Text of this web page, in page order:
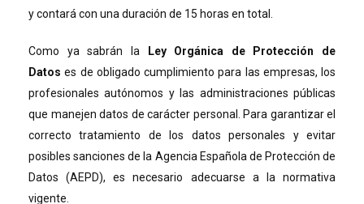
y contará con una duración de 15 horas en total.
Como ya sabrán la
Ley Orgánica de Protección de
Datos es de obligado cumplimiento para las empresas, los
profesionales autónomos y las administraciones públicas
que manejen datos de carácter personal. Para garantizar el
correcto tratamiento de los datos personales y evitar
posibles sanciones de la Agencia Española de Protección de
Datos (AEPD), es necesario adecuarse a la normativa
vigente.